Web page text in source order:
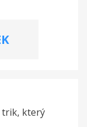
trik, který